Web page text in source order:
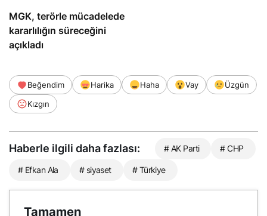
MGK, terörle mücadelede
kararlılığın süreceğini
açıkladı
Beğendim Harika Haha Vay
Üzgün
Kızgın
Haberle ilgili daha fazlası: # AK Parti # CHP
# Efkan Ala # siyaset # Türkiye
Tamamen